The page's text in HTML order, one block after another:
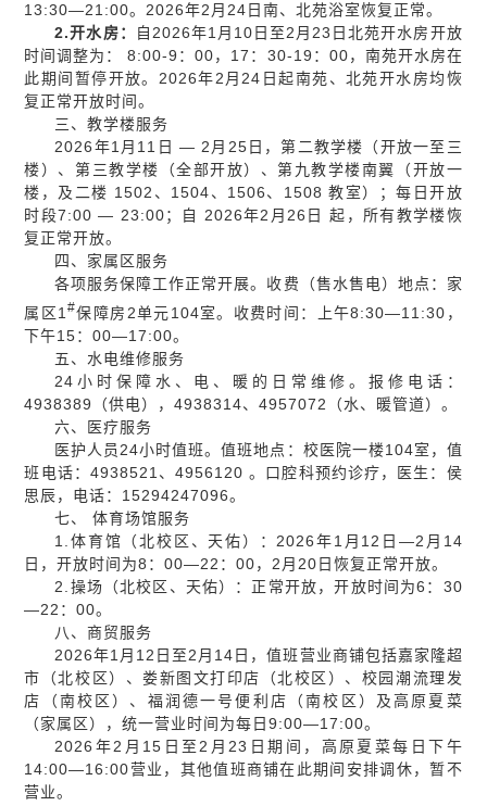
13:30—21:00。2026年2月24日南、北苑浴室恢复正常。
2.开水房：
自2026年1月10日至2月23日北苑开水房开放
时间调整为： 8:00-9：00，17：30-19：00，南苑开水房在
此期间暂停开放。2026年2月24日起南苑、北苑开水房均恢
复正常开放时间。
三、教学楼服务
2026年1月11日 — 2月25日，第二教学楼（开放一至三
楼）、第三教学楼（全部开放）、第九教学楼南翼（开放一
楼，及二楼 1502、1504、1506、1508 教室）；每日开放
时段7:00 — 23:00；自 2026年2月26日 起，所有教学楼恢
复正常开放。
四、家属区服务
各项服务保障工作正常开展。收费（售水售电）地点：家
属区1#保障房2单元104室。收费时间：上午8:30—11:30，
下午15：00—17:00。
五、水电维修服务
24小时保障水、电、暖的日常维修。报修电话：
4938389（供电），4938314、4957072（水、暖管道）。
六、医疗服务
医护人员24小时值班。值班地点：校医院一楼104室，值
班电话：4938521、4956120 。口腔科预约诊疗，医生：侯
思辰，电话：15294247096。
七、 体育场馆服务
1.体育馆（北校区、天佑）：2026年1月12日—2月14
日，开放时间为8：00—22：00，2月20日恢复正常开放。
2.操场（北校区、天佑）：正常开放，开放时间为6：30
—22：00。
八、商贸服务
2026年1月12日至2月14日，值班营业商铺包括嘉家隆超
市（北校区）、娄新图文打印店（北校区）、校园潮流理发
店（南校区）、福润德一号便利店（南校区）及高原夏菜
（家属区），统一营业时间为每日9:00—17:00。
2026年2月15日至2月23日期间，高原夏菜每日下午
14:00—16:00营业，其他值班商铺在此期间安排调休，暂不
营业。